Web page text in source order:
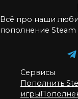
Всё про наши
пополнение
Сервисы
Пополнить
игры